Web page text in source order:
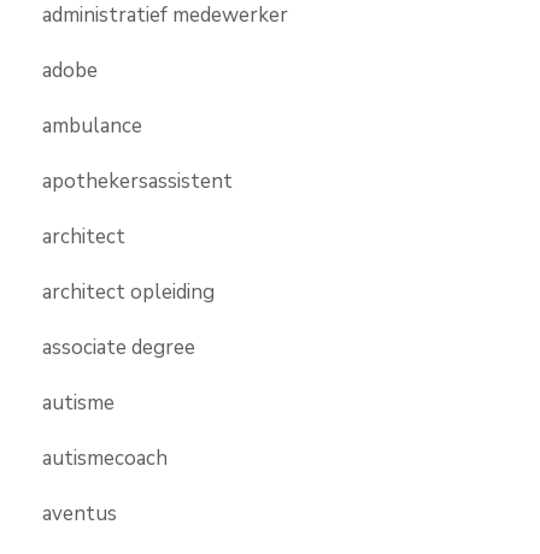
administratief medewerker
adobe
ambulance
apothekersassistent
architect
architect opleiding
associate degree
autisme
autismecoach
aventus